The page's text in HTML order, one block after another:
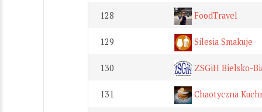
128 FoodTravel
129 Silesia Smakuje
130 ZSGiH Bielsko-
131 Chaotyczna